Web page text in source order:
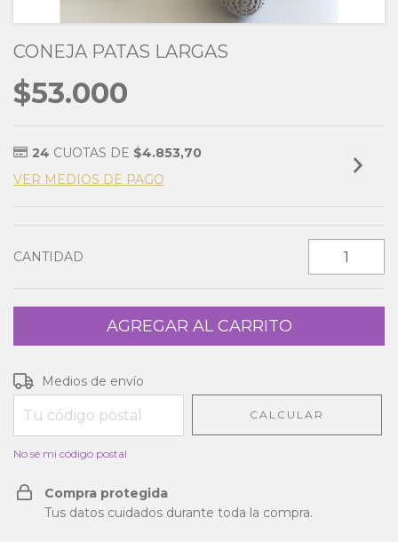
CONEJA PATAS LARGAS
$53.000
24 CUOTAS DE $4.853,70
VER MEDIOS DE PAGO
CANTIDAD
Entregas para el CP:
Medios de envío
CALCULAR
No sé mi código postal
Compra protegida
Tus datos cuidados durante toda la compra.